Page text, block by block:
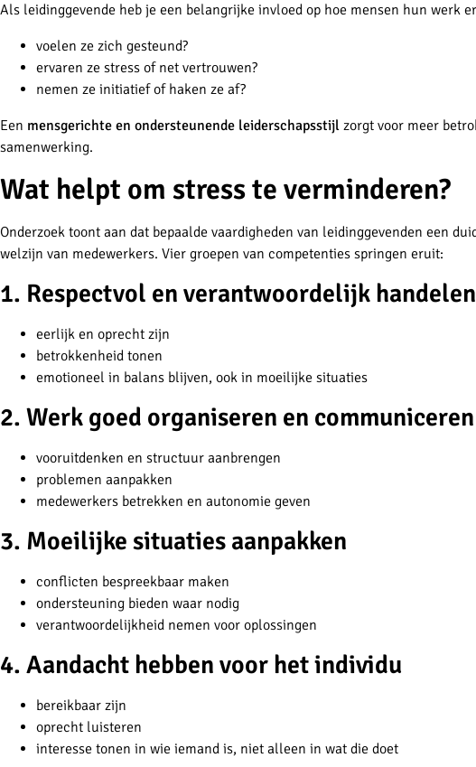
Als leidinggevende heb je een belangrijke invloed op hoe mensen hun werk
voelen ze zich gesteund?
ervaren ze stress of net vertrouwen?
nemen ze initiatief of haken ze af?
Een mensgerichte en ondersteunende leiderschapsstijl zorgt voor meer
samenwerking.
Wat helpt om stress te verminderen?
Onderzoek toont aan dat bepaalde vaardigheden van leidinggevenden een
welzijn van medewerkers. Vier groepen van competenties springen eruit:
1. Respectvol en verantwoordelijk handelen
eerlijk en oprecht zijn
betrokkenheid tonen
emotioneel in balans blijven, ook in moeilijke situaties
2. Werk goed organiseren en communiceren
vooruitdenken en structuur aanbrengen
problemen aanpakken
medewerkers betrekken en autonomie geven
3. Moeilijke situaties aanpakken
conflicten bespreekbaar maken
ondersteuning bieden waar nodig
verantwoordelijkheid nemen voor oplossingen
4. Aandacht hebben voor het individu
bereikbaar zijn
oprecht luisteren
interesse tonen in wie iemand is, niet alleen in wat die doet